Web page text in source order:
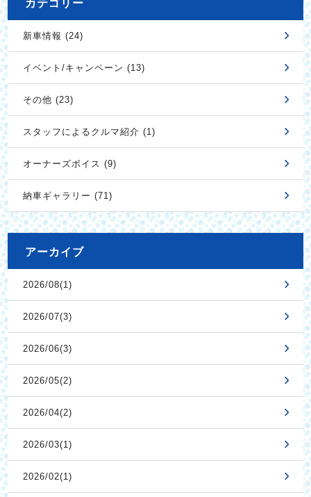
カテゴリー
新車情報 (24)
イベント/キャンペーン (13)
その他 (23)
スタッフによるクルマ紹介 (1)
オーナーズボイス (9)
納車ギャラリー (71)
アーカイブ
2026/08(1)
2026/07(3)
2026/06(3)
2026/05(2)
2026/04(2)
2026/03(1)
2026/02(1)